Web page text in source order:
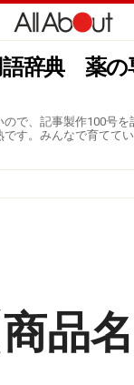
辞典 薬の
で、記事製作100号
す。みんなで育てて
商品名